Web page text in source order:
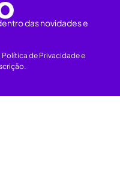
das novidades e
de Privacidade e